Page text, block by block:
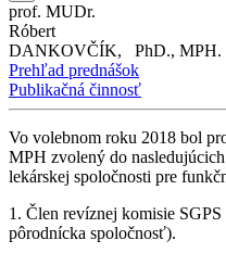
prof. MUDr.
Róbert
DANKOVČÍK, PhD., MPH.
Prehľad prednášok
Publikačná činnosť
Vo volebnom roku 2018 bol
MPH zvolený do
lekárskej spoločnosti pre
1. Člen revíznej komisie
pôrodnícka spoločnosť).